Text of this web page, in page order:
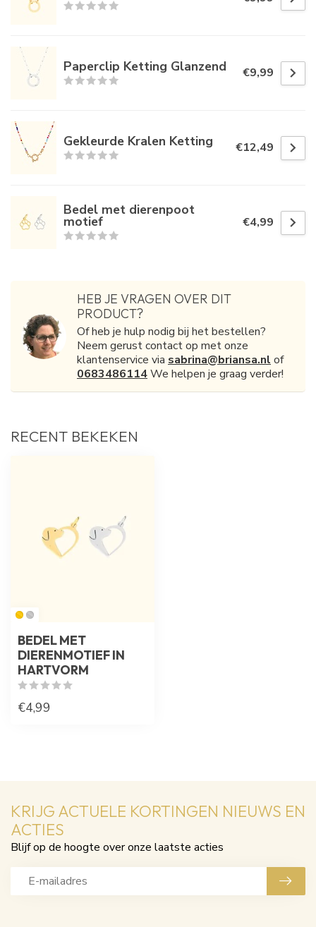
Paperclip Ketting Glanzend €9,99
Gekleurde Kralen Ketting €12,49
Bedel met dierenpoot
motief €4,99
HEB JE VRAGEN OVER DIT
PRODUCT?
Of heb je hulp nodig bij het bestellen?
Neem gerust contact op met onze
klantenservice via sabrina@briansa.nl of
0683486114We helpen je graag verder!
RECENT BEKEKEN
BEDEL MET
DIERENMOTIEF IN
HARTVORM
€4,99
KRIJG ACTUELE KORTINGEN NIEUWS EN
ACTIES
Blijf op de hoogte over onze laatste acties